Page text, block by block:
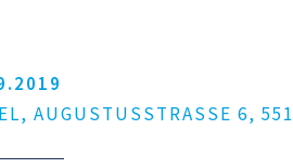
AUGUSTUSSTRASSE 6,